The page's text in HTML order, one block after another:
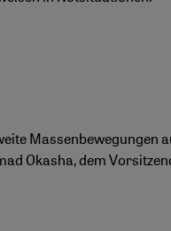
Massenbewegungen
Okasha, dem